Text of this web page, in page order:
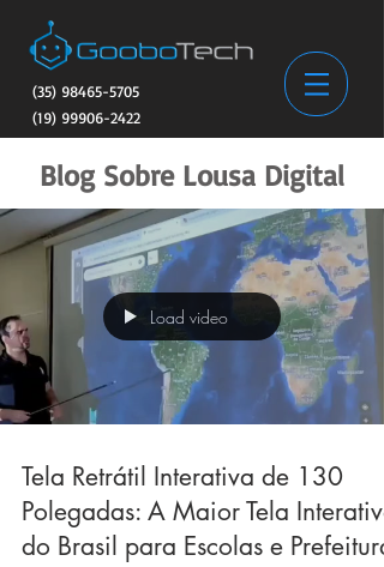
(35) 98465-5705
(19) 99906-2422
Blog Sobre Lousa Digital
Load video
Tela Retrátil Interativa de 130
Polegadas: A Maior Tela Interativa
do Brasil para Escolas e